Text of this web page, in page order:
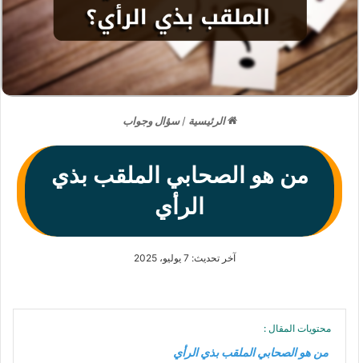
الرئيسية / سؤال وجواب
من هو الصحابي الملقب بذي
الرأي
آخر تحديث: 7 يوليو، 2025
محتويات المقال :
من هو الصحابي الملقب بذي الرأي